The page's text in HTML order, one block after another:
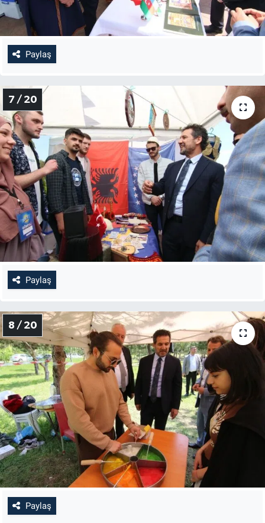
Paylaş
7 / 20
Paylaş
8 / 20
Paylaş